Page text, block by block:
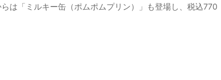
は「ミルキー缶（ポムポムプリン）」も登場し、税込770